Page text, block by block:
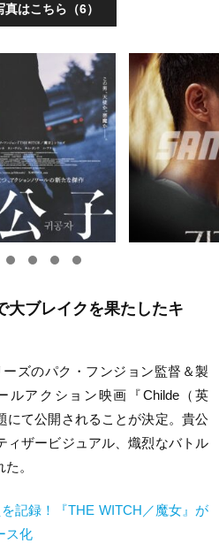
はこちら（6）
大ブレイクを果たしたキ
ーズのパク・フンジョン監督＆製
ルアクション映画『Childe（英
にて公開されることが決定。貴公
ィザービジュアル、熾烈なバトル
。
記録！『THE WITCH／魔女』が
ス化